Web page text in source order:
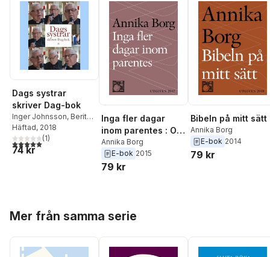
Dags systrar
skriver Dag-bok
Inger Johnsson, Berit
Simonsson,Johanna
Andersson
Borg,Marie Alvhäll
Kerstin Persson
Häftad, 2018
5,0utav 5 stjärnor. Totalt antal röster:
(1)
74 kr
Inga fler dagar
inom parentes : Om
livet, döden och
sorgen
Annika Borg
E-bok 2015
79 kr
Bibeln på mitt sätt
Annika Borg
E-bok 2014
79 kr
Mer från samma serie